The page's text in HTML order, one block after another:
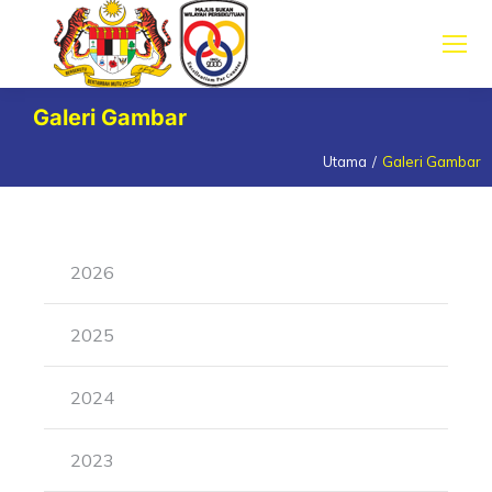
Galeri Gambar
Utama Galeri Gambar
2026
2025
2024
2023